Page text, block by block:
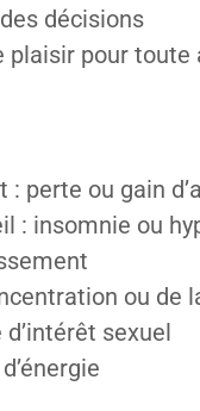
décisions
plaisir pour toute
: perte ou gain
: insomnie ou
ou de
sexuel